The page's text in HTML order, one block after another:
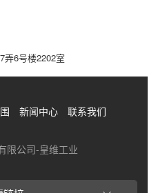
弄6号楼2202室
新闻中心 联系我们
限公司-皇维工业